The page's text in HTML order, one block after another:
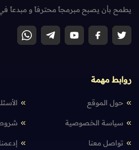
يطمح بأن يصبح مبرمجاً محترفاً و مبدعاً في
روابط مهمة
حول الموقع
سياسة الخصوصية شروط
تواصل معنا